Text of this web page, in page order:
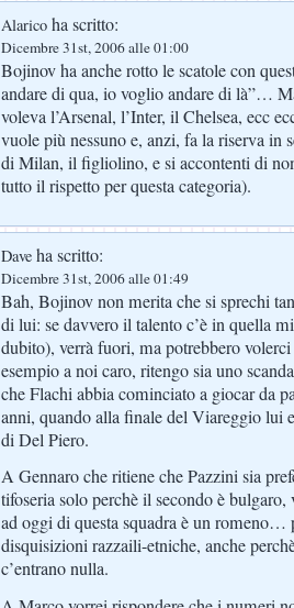
Alarico ha scritto:
Dicembre 31st, 2006 alle 01:00
Bojinov ha anche rotto le scatole con
andare di qua, io voglio andare di là”…
voleva l’Arsenal, l’Inter, il Chelsea, ecc
vuole più nessuno e, anzi, fa la riserva in
di Milan, il figliolino, e si accontenti di
tutto il rispetto per questa categoria).
Dave ha scritto:
Dicembre 31st, 2006 alle 01:49
Bah, Bojinov non merita che si sprechi
di lui: se davvero il talento c’è in quella
dubito), verrà fuori, ma potrebbero
esempio a noi caro, ritengo sia uno
che Flachi abbia cominciato a giocar da
anni, quando alla finale del Viareggio lui
di Del Piero.
A Gennaro che ritiene che Pazzini sia
tifoseria solo perchè il secondo è
ad oggi di questa squadra è un
disquisizioni razzaili-etniche, anche
c’entrano nulla.